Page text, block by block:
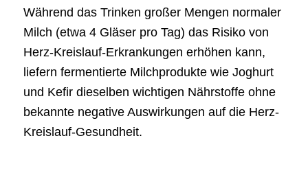
Während das Trinken großer Mengen normaler
Milch (etwa 4 Gläser pro Tag) das Risiko von
Herz-Kreislauf-Erkrankungen erhöhen kann,
liefern fermentierte Milchprodukte wie Joghurt
und Kefir dieselben wichtigen Nährstoffe ohne
bekannte negative Auswirkungen auf die Herz-
Kreislauf-Gesundheit.